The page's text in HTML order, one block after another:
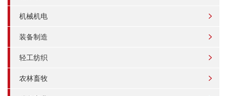
机械机电
装备制造
轻工纺织
农林畜牧